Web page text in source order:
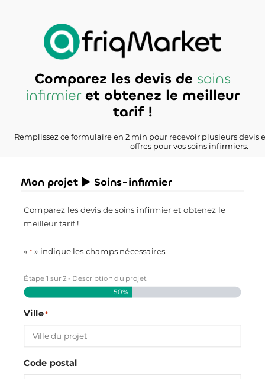
Comparez les devis de soins
infirmieret obtenez le meilleur
tarif !
Remplissez ce formulaire en 2 min pour recevoir plusieurs devis
offres pour vos soins infirmiers.
Mon projet ► Soins-infirmier
Comparez les devis de soins infirmier et obtenez le
meilleur tarif !
«* » indique les champs nécessaires
Étape1 sur2 - Description du projet
50%
Ville*
Code postal